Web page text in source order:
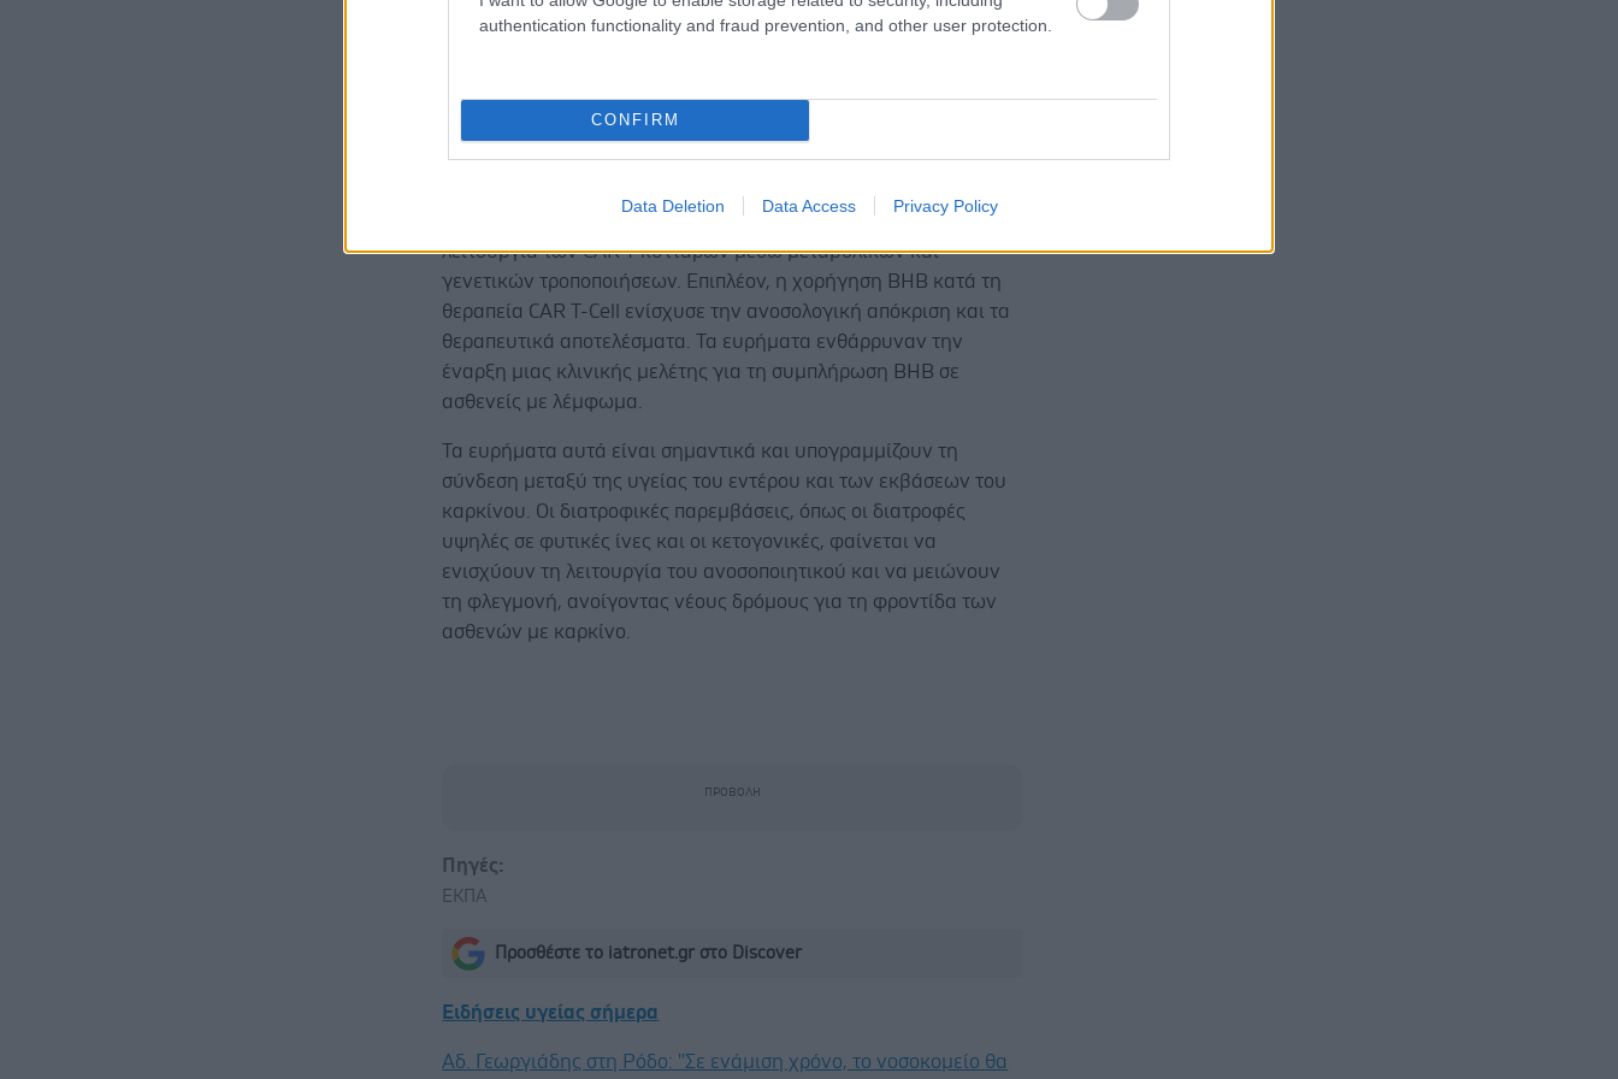
authentication functionality and fraud prevention, and other user protection.
CONFIRM
Data Deletion Data Access Privacy Policy
Πενσυλβάνια έδειξε πώς μια κετογονική διατροφή – πλούσια σε
λιπαρά και χαμηλή σε υδατάνθρακες – μπορεί να αυξήσει την
ποντίκια που τρέφονταν με κετογονική διατροφή είχαν
μεγαλύτερη επιβίωση σε σύγκριση με άλλα διατροφικά μοντέλα
και καλύτερο έλεγχο του όγκου. Το αποτέλεσμα αυτό αποδόθηκε
παράγεται κατά την κέτωση και φάνηκε να βελτιώνει τη
λειτουργία των CAR T κυττάρων μέσω μεταβολικών και
γενετικών τροποποιήσεων. Επιπλέον, η χορήγηση BHB κατά τη
θεραπεία CAR T-Cell ενίσχυσε την ανοσολογική απόκριση και τα
θεραπευτικά αποτελέσματα. Τα ευρήματα ενθάρρυναν την
έναρξη μιας κλινικής μελέτης για τη συμπλήρωση BHB σε
ασθενείς με λέμφωμα.
Τα ευρήματα αυτά είναι σημαντικά και υπογραμμίζουν τη
σύνδεση μεταξύ της υγείας του εντέρου και των εκβάσεων του
καρκίνου. Οι διατροφικές παρεμβάσεις, όπως οι διατροφές
υψηλές σε φυτικές ίνες και οι κετογονικές, φαίνεται να
ενισχύουν τη λειτουργία του ανοσοποιητικού και να μειώνουν
τη φλεγμονή, ανοίγοντας νέους δρόμους για τη φροντίδα των
ασθενών με καρκίνο.
Πηγές:
ΕΚΠΑ
Προσθέστε το iatronet.gr στο Discover
Ειδήσεις υγείας σήμερα
Αδ. Γεωργιάδης στη Ρόδο: ''Σε ενάμιση χρόνο, το νοσοκομείο θα